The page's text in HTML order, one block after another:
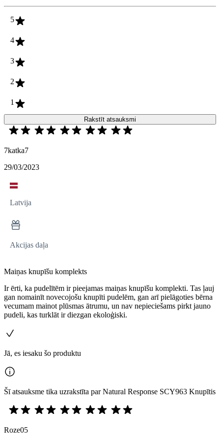
5
4
3
2
1
Rakstīt atsauksmi
7katka7
29/03/2023
Latvija
Akcijas daļa
Maiņas knupīšu komplekts
Ir ērti, ka pudelītēm ir pieejamas maiņas knupīšu komplekti. Tas ļauj
gan nomainīt novecojošu knupīti pudelēm, gan arī pielāgoties bērna
vecumam mainot plūsmas ātrumu, un nav nepieciešams pirkt jauno
pudeli, kas turklāt ir diezgan ekoloģiski.
Jā, es iesaku šo produktu
Šī atsauksme tika uzrakstīta par Natural Response SCY963 Knupītis
Roze05